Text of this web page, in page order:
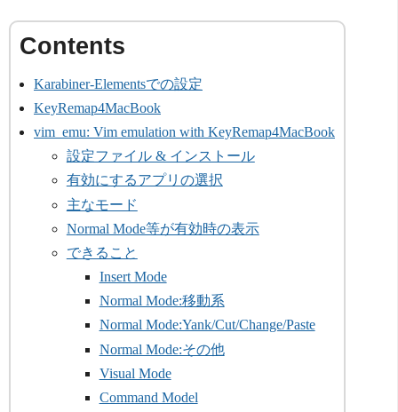
Karabiner-Elementsでの設定
KeyRemap4MacBook
vim_emu: Vim emulation with KeyRemap4MacBook
設定ファイル & インストール
有効にするアプリの選択
主なモード
Normal Mode等が有効時の表示
できること
Insert Mode
Normal Mode:移動系
Normal Mode:Yank/Cut/Change/Paste
Normal Mode:その他
Visual Mode
Command Model